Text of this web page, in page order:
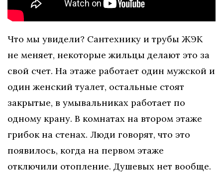
Что мы увидели? Сантехнику и трубы ЖЭК
не меняет, некоторые жильцы делают это за
свой счет. На этаже работает один мужской и
один женский туалет, остальные стоят
закрытые, в умывальниках работает по
одному крану. В комнатах на втором этаже
грибок на стенах. Люди говорят, что это
появилось, когда на первом этаже
отключили отопление. Душевых нет вообще.